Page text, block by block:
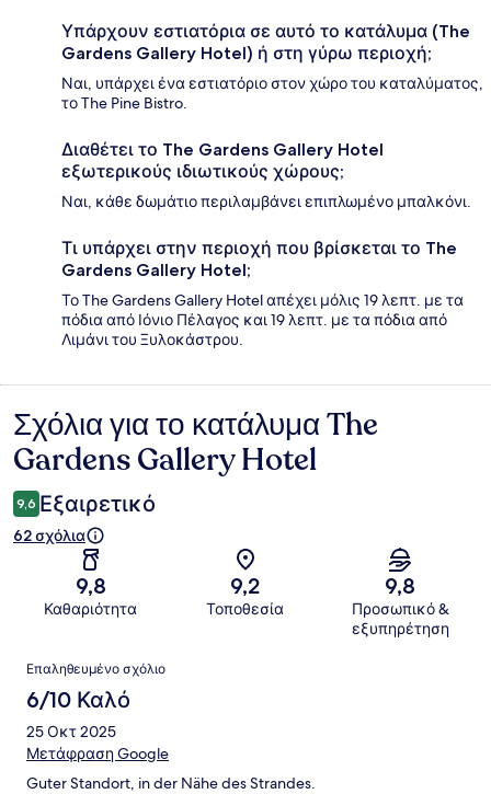
Υπάρχουν εστιατόρια σε αυτό το κατάλυμα (The
Gardens Gallery Hotel) ή στη γύρω περιοχή;
Ναι, υπάρχει ένα εστιατόριο στον χώρο του καταλύματος,
το The Pine Bistro.
Διαθέτει το The Gardens Gallery Hotel
εξωτερικούς ιδιωτικούς χώρους;
Ναι, κάθε δωμάτιο περιλαμβάνει επιπλωμένο μπαλκόνι.
Τι υπάρχει στην περιοχή που βρίσκεται το The
Gardens Gallery Hotel;
Το The Gardens Gallery Hotel απέχει μόλις 19 λεπτ. με τα
πόδια από Ιόνιο Πέλαγος και 19 λεπτ. με τα πόδια από
Λιμάνι του Ξυλοκάστρου.
Σχόλια
Σχόλια για το κατάλυμα The
Gardens Gallery Hotel
9,6 Εξαιρετικό
62 σχόλια
9,8
Καθαριότητα
9,2
Τοποθεσία
9,8
Προσωπικό &
εξυπηρέτηση
Σχόλια
Επαληθευμένο σχόλιο
6/10 Καλό
25 Οκτ 2025
Μετάφραση Google
Guter Standort, in der Nähe des Strandes.